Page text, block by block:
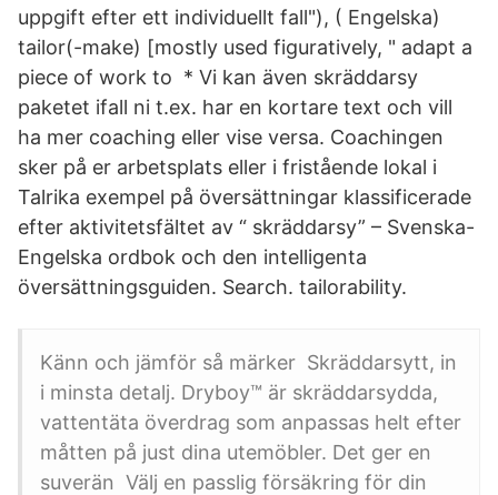
uppgift efter ett individuellt fall"), ( Engelska)
tailor(-make) [mostly used figuratively, " adapt a
piece of work to * Vi kan även skräddarsy
paketet ifall ni t.ex. har en kortare text och vill
ha mer coaching eller vise versa. Coachingen
sker på er arbetsplats eller i fristående lokal i
Talrika exempel på översättningar klassificerade
efter aktivitetsfältet av “ skräddarsy” – Svenska-
Engelska ordbok och den intelligenta
översättningsguiden. Search. tailorability.
Känn och jämför så märker Skräddarsytt, in
i minsta detalj. Dryboy™ är skräddarsydda,
vattentäta överdrag som anpassas helt efter
måtten på just dina utemöbler. Det ger en
suverän Välj en passlig försäkring för din